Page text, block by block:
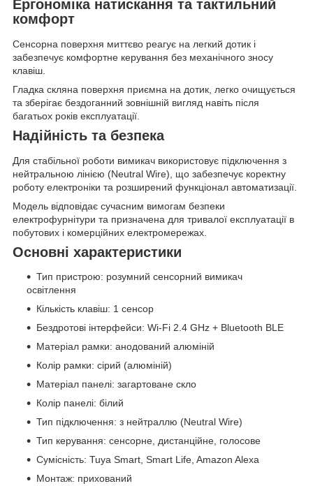
Ергономіка натискання та тактильний
комфорт
Сенсорна поверхня миттєво реагує на легкий дотик і
забезпечує комфортне керування без механічного зносу
клавіш.
Гладка скляна поверхня приємна на дотик, легко очищується
та зберігає бездоганний зовнішній вигляд навіть після
багатьох років експлуатації.
Надійність та безпека
Для стабільної роботи вимикач використовує підключення з
нейтральною лінією (Neutral Wire), що забезпечує коректну
роботу електроніки та розширений функціонал автоматизації.
Модель відповідає сучасним вимогам безпеки
електрофурнітури та призначена для тривалої експлуатації в
побутових і комерційних електромережах.
Основні характеристики
Тип пристрою: розумний сенсорний вимикач
освітлення
Кількість клавіш: 1 сенсор
Бездротові інтерфейси: Wi-Fi 2.4 GHz + Bluetooth BLE
Матеріал рамки: анодований алюміній
Колір рамки: сірий (алюміній)
Матеріал панелі: загартоване скло
Колір панелі: білий
Тип підключення: з нейтраллю (Neutral Wire)
Тип керування: сенсорне, дистанційне, голосове
Сумісність: Tuya Smart, Smart Life, Amazon Alexa
Монтаж: прихований